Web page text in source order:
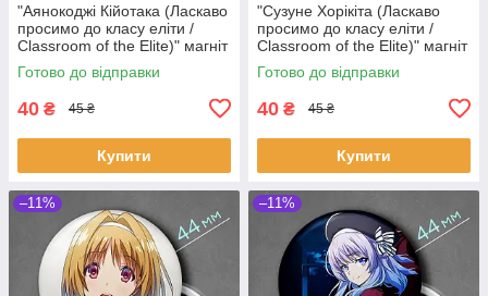
"Аянокоджі Кійотака (Ласкаво
просимо до класу еліти /
Classroom of the Elite)" магніт
круглий Ø44 мм
Готово до відправки
40 ₴ 45 ₴
Купити
"Сузуне Хорікіта (Ласкаво
просимо до класу еліти /
Classroom of the Elite)" магніт
круглий Ø44 мм
Готово до відправки
40 ₴ 45 ₴
Купити
–11% –11%